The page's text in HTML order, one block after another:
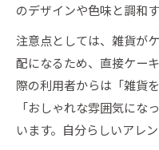
のデザインや色味と調和
注意点としては、雑貨が
配になるため、直接ケー
際の利用者からは「雑貨
「おしゃれな雰囲気にな
います。自分らしいアレ